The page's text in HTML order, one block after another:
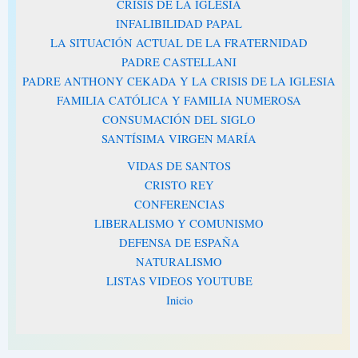
CRISIS DE LA IGLESIA
INFALIBILIDAD PAPAL
LA SITUACIÓN ACTUAL DE LA FRATERNIDAD
PADRE CASTELLANI
PADRE ANTHONY CEKADA Y LA CRISIS DE LA IGLESIA
FAMILIA CATÓLICA Y FAMILIA NUMEROSA
CONSUMACIÓN DEL SIGLO
SANTÍSIMA VIRGEN MARÍA
VIDAS DE SANTOS
CRISTO REY
CONFERENCIAS
LIBERALISMO Y COMUNISMO
DEFENSA DE ESPAÑA
NATURALISMO
LISTAS VIDEOS YOUTUBE
Inicio